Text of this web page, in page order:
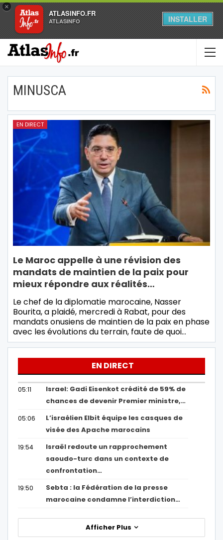
×
ATLASINFO.FR
ATLASINFO INSTALLER
MINUSCA
EN DIRECT
Le Maroc appelle à une révision des
mandats de maintien de la paix pour
mieux répondre aux réalités…
Le chef de la diplomatie marocaine, Nasser
Bourita, a plaidé, mercredi à Rabat, pour des
mandats onusiens de maintien de la paix en phase
avec les évolutions du terrain, faute de quoi…
EN DIRECT
05:11
Israel: Gadi Eisenkot crédité de 59% de
chances de devenir Premier ministre,…
05:06
L’israélien Elbit équipe les casques de
visée des Apache marocains
19:54
Israël redoute un rapprochement
saoudo-turc dans un contexte de
confrontation…
19:50
Sebta : la Fédération de la presse
marocaine condamne l’interdiction…
Afficher Plus